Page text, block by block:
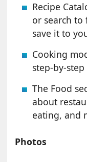
Recipe
or search
save it to
Cooking
step-by-
The Food
about
eating, and
Photos